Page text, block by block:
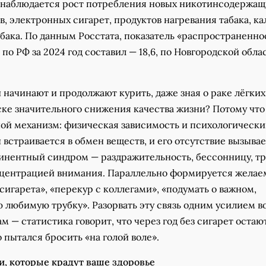
рост потребления новых
электронных сигарет, продуктов нагревания табака,
По данным Росстата, показатель
по РФ за 2024 год составил — 18,6, по Новгородской
и продолжают курить, даже зная о раке
значительного снижения качества жизни? Потому что
механизм: физическая зависимость и
в обмен веществ, и его отсутствие
синдром — раздражительность, бессонницу,
внимания. Параллельно формируется
«перекур с коллегами», «подумать о важном,
любимую трубку». Разорвать эту связь одним усилием
— статистика говорит, что через год без сигарет
бросить «на голой воле».
которые крадут ваше здоровье